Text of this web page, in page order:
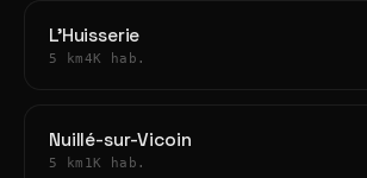
L'Huisserie
5 km4K hab.
Nuillé-sur-Vicoin
5 km 1K hab.